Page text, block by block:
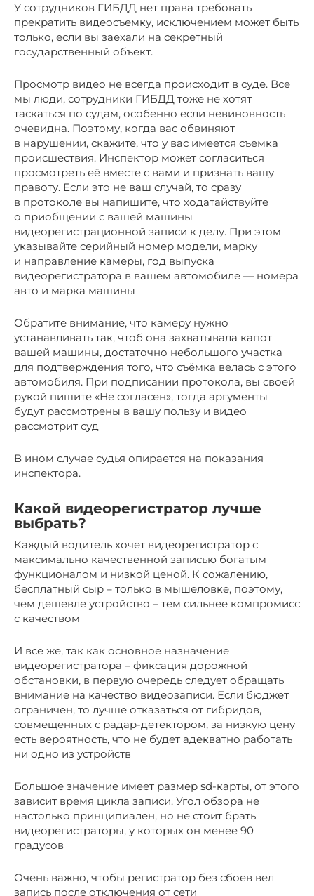
У сотрудников ГИБДД нет права требовать
прекратить видеосъемку, исключением может быть
только, если вы заехали на секретный
государственный объект.
Просмотр видео не всегда происходит в суде. Все
мы люди, сотрудники ГИБДД тоже не хотят
таскаться по судам, особенно если невиновность
очевидна. Поэтому, когда вас обвиняют
в нарушении, скажите, что у вас имеется съемка
происшествия. Инспектор может согласиться
просмотреть её вместе с вами и признать вашу
правоту. Если это не ваш случай, то сразу
в протоколе вы напишите, что ходатайствуйте
о приобщении с вашей машины
видеорегистрационной записи к делу. При этом
указывайте серийный номер модели, марку
и направление камеры, год выпуска
видеорегистратора в вашем автомобиле — номера
авто и марка машины
Обратите внимание, что камеру нужно
устанавливать так, чтоб она захватывала капот
вашей машины, достаточно небольшого участка
для подтверждения того, что съёмка велась с этого
автомобиля. При подписании протокола, вы своей
рукой пишите «Не согласен», тогда аргументы
будут рассмотрены в вашу пользу и видео
рассмотрит суд
В ином случае судья опирается на показания
инспектора.
Какой видеорегистратор лучше
выбрать?
Каждый водитель хочет видеорегистратор с
максимально качественной записью богатым
функционалом и низкой ценой. К сожалению,
бесплатный сыр – только в мышеловке, поэтому,
чем дешевле устройство – тем сильнее компромисс
с качеством
И все же, так как основное назначение
видеорегистратора – фиксация дорожной
обстановки, в первую очередь следует обращать
внимание на качество видеозаписи. Если бюджет
ограничен, то лучше отказаться от гибридов,
совмещенных с радар-детектором, за низкую цену
есть вероятность, что не будет адекватно работать
ни одно из устройств
Большое значение имеет размер sd-карты, от этого
зависит время цикла записи. Угол обзора не
настолько принципиален, но не стоит брать
видеорегистраторы, у которых он менее 90
градусов
Очень важно, чтобы регистратор без сбоев вел
запись после отключения от сети